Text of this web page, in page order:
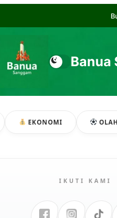
Bupati Abdul Hadi Jamin Masa
Banua
EKONOMI
IKUTI KAMI